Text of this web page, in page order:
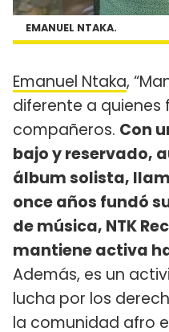
EMANUEL NTAKA.
Emanuel Ntaka,
diferente a quienes
compañeros. Con
bajo y reservado,
álbum solista,
once años fundó
de música, NTK
mantiene activa
Además, es un
lucha por los
la comunidad afro